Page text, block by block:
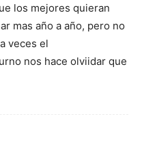
los mejores quieran
mas año a año, pero no
veces el
nos hace olviidar que